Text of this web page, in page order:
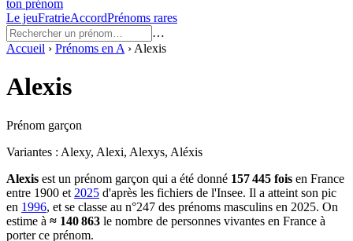
ton prénom
Le jeuFratrieAccordPrénoms rares
…
Accueil › Prénoms en A › Alexis
Alexis
Prénom garçon
Variantes : Alexy, Alexi, Alexys, Aléxis
Alexis est un prénom garçon qui a été donné 157 445 fois en France
entre 1900 et 2025 d'après les fichiers de l'Insee. Il a atteint son pic
en 1996, et se classe au n°247 des prénoms masculins en 2025. On
estime à ≈ 140 863 le nombre de personnes vivantes en France à
porter ce prénom.